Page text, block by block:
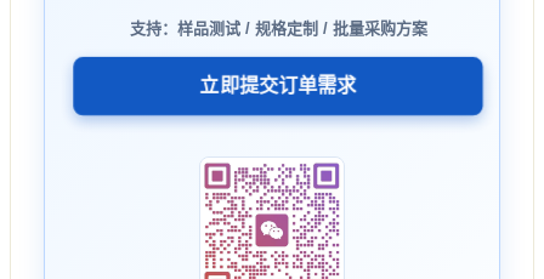
支持：样品测试 / 规格定制 / 批量采购方案
立即提交订单需求